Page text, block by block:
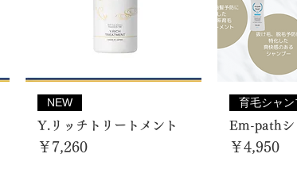
NEW
Y.リッチトリートメント
価格
￥7,260
育毛シャン
Em-pathシ
価格
￥4,950